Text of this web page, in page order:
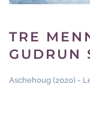
TRE
GUDRUN
Aschehoug (2020) -